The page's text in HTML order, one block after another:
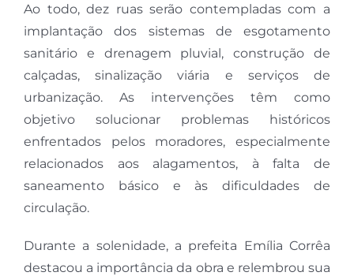
Ao todo, dez ruas serão contempladas com a
implantação dos sistemas de esgotamento
sanitário e drenagem pluvial, construção de
calçadas, sinalização viária e serviços de
urbanização. As intervenções têm como
objetivo solucionar problemas históricos
enfrentados pelos moradores, especialmente
relacionados aos alagamentos, à falta de
saneamento básico e às dificuldades de
circulação.
Durante a solenidade, a prefeita Emília Corrêa
destacou a importância da obra e relembrou sua